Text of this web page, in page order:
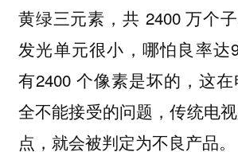
黄绿三元素，共 2400 万个
发光单元很小，哪怕良率达
有2400 个像素是坏的，这
全不能接受的问题，传统电
点，就会被判定为不良产品。